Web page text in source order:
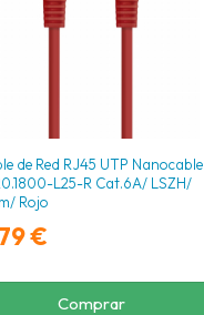
de Red RJ45 UTP Nanocable
L25-R Cat.6A/ LSZH/
Rojo
€
Comprar